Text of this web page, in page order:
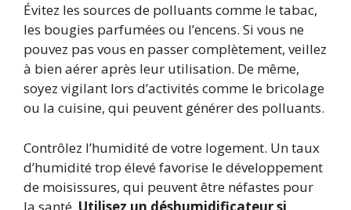
Évitez les sources de polluants comme le tabac,
les bougies parfumées ou l’encens. Si vous ne
pouvez pas vous en passer complètement, veillez
à bien aérer après leur utilisation. De même,
soyez vigilant lors d’activités comme le bricolage
ou la cuisine, qui peuvent générer des polluants.
Contrôlez l’humidité de votre logement. Un taux
d’humidité trop élevé favorise le développement
de moisissures, qui peuvent être néfastes pour
la santé. Utilisez un déshumidificateur si